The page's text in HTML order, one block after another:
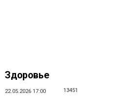
Здоровье
22.05.2026 17:00 13451